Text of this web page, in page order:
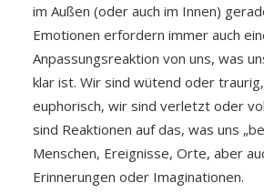
im Außen (oder auch im Innen)
Emotionen erfordern immer auch
Anpassungsreaktion von uns, was
klar ist. Wir sind wütend oder
euphorisch, wir sind verletzt oder voll
sind Reaktionen auf das, was uns
Menschen, Ereignisse, Orte, aber
Erinnerungen oder Imaginationen.